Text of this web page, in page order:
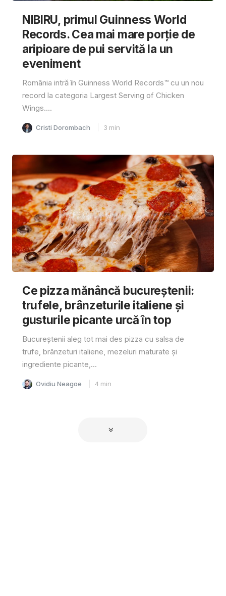
NIBIRU, primul Guinness World
Records. Cea mai mare porție de
aripioare de pui servită la un
eveniment
România intră în Guinness World Records™️ cu un nou
record la categoria Largest Serving of Chicken
Wings....
Cristi Dorombach 3 min
Ce pizza mănâncă bucureștenii:
trufele, brânzeturile italiene și
gusturile picante urcă în top
Bucureștenii aleg tot mai des pizza cu salsa de
trufe, brânzeturi italiene, mezeluri maturate și
ingrediente picante,...
Ovidiu Neagoe 4 min